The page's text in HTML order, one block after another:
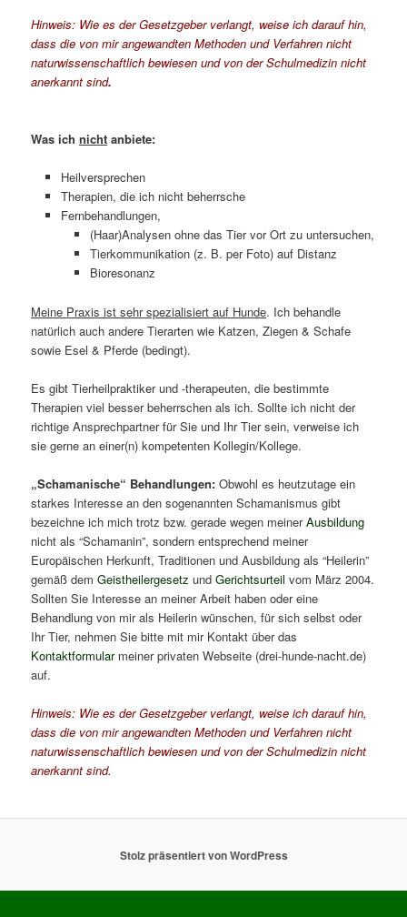
Hinweis: Wie es der Gesetzgeber verlangt, weise ich darauf hin,
dass die von mir angewandten Methoden und Verfahren nicht
naturwissenschaftlich bewiesen und von der Schulmedizin nicht
anerkannt sind.
Was ichnicht anbiete:
Heilversprechen
Therapien, die ich nicht beherrsche
Fernbehandlungen,
(Haar)Analysen ohne das Tier vor Ort zu untersuchen,
Tierkommunikation (z. B. per Foto) auf Distanz
Bioresonanz
Meine Praxis ist sehr spezialisiert auf Hunde. Ich behandle
natürlich auch andere Tierarten wie Katzen, Ziegen & Schafe
sowie Esel & Pferde (bedingt).
Es gibt Tierheilpraktiker und -therapeuten, die bestimmte
Therapien viel besser beherrschen als ich. Sollte ich nicht der
richtige Ansprechpartner für Sie und Ihr Tier sein, verweise ich
sie gerne an einer(n) kompetenten Kollegin/Kollege.
„Schamanische“ Behandlungen: Obwohl es heutzutage ein
starkes Interesse an den sogenannten Schamanismus gibt
bezeichne ich mich trotz bzw. gerade wegen meinerAusbildung
nicht als “Schamanin”, sondern entsprechend meiner
Europäischen Herkunft, Traditionen und Ausbildung als “Heilerin”
gemäß demGeistheilergesetz undGerichtsurteil vom März 2004.
Sollten Sie Interesse an meiner Arbeit haben oder eine
Behandlung von mir als Heilerin wünschen, für sich selbst oder
Ihr Tier, nehmen Sie bitte mit mir Kontakt über das
Kontaktformularmeiner privaten Webseite (drei-hunde-nacht.de)
auf.
Hinweis: Wie es der Gesetzgeber verlangt, weise ich darauf hin,
dass die von mir angewandten Methoden und Verfahren nicht
naturwissenschaftlich bewiesen und von der Schulmedizin nicht
anerkannt sind.
Stolz präsentiert von WordPress